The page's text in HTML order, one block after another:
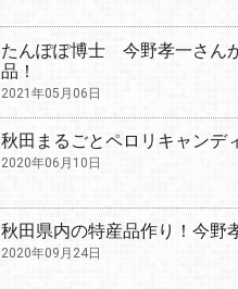
たんぽぽ博士 今野孝一さん
品！
2021年05月06日
秋田まるごとペロリキャンデ
2020年06月10日
秋田県内の特産品作り！今野
2020年09月24日